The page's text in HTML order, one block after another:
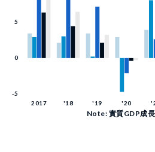
Note: 實質GDP成